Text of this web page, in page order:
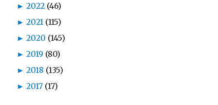
► 2022 (46)
► 2021 (115)
► 2020 (145)
► 2019 (80)
► 2018 (135)
► 2017 (17)